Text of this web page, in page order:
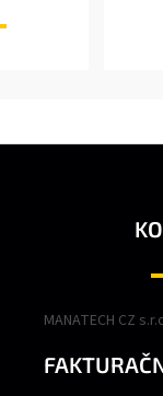
MANATECH CZ